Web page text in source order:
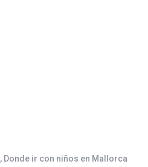
, Donde ir con niños en Mallorca